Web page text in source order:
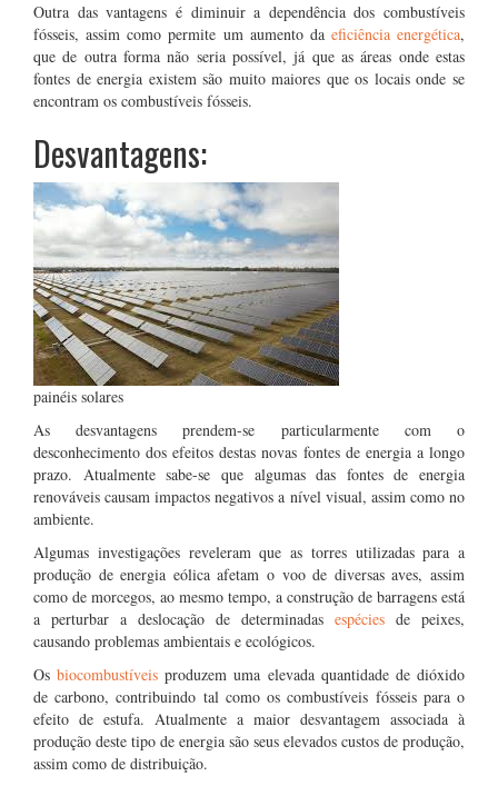
Outra das vantagens é diminuir a dependência dos combustíveis
fósseis, assim como permite um aumento da eficiência energética,
que de outra forma não seria possível, já que as áreas onde estas
fontes de energia existem são muito maiores que os locais onde se
encontram os combustíveis fósseis.
Desvantagens:
painéis solares
As desvantagens prendem-se particularmente com o
desconhecimento dos efeitos destas novas fontes de energia a longo
prazo. Atualmente sabe-se que algumas das fontes de energia
renováveis causam impactos negativos a nível visual, assim como no
ambiente.
Algumas investigações reveleram que as torres utilizadas para a
produção de energia eólica afetam o voo de diversas aves, assim
como de morcegos, ao mesmo tempo, a construção de barragens está
a perturbar a deslocação de determinadas espécies de peixes,
causando problemas ambientais e ecológicos.
Osbiocombustíveis produzem uma elevada quantidade de dióxido
de carbono, contribuindo tal como os combustíveis fósseis para o
efeito de estufa. Atualmente a maior desvantagem associada à
produção deste tipo de energia são seus elevados custos de produção,
assim como de distribuição.